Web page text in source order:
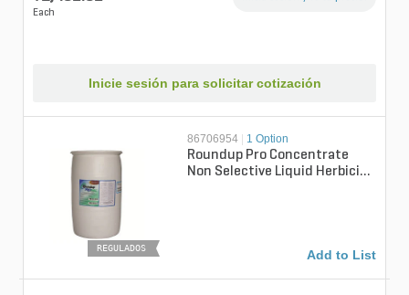
Each
Inicie sesión para solicitar cotización
REGULADOS
86706954 1 Option
Roundup Pro Concentrate
Non Selective Liquid Herbicide
Add to List